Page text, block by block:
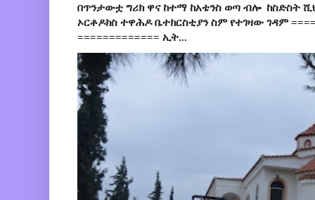
በጥንታውቷ ግሪክ ዋና ከተማ ከአቴንስ ወጣ ብሎ ከስድስት
ኦርቶዶክስ ተዋሕዶ ቤተክርስቲያን ስም የተገዛው ገዳም
============= ኢት...